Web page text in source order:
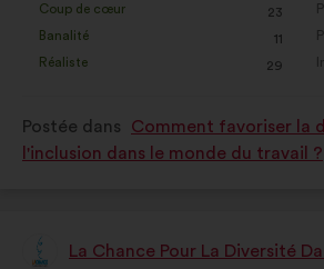
qualifiée
en
Coup de cœur
: 23
fois
Banalité
: 11
fois
Réaliste
: 29
fois
:
:
:
:
Postée dans
Comment favoriser la
l'inclusion dans le monde du travail ?
PropositionLa Chance Pour La Diversité